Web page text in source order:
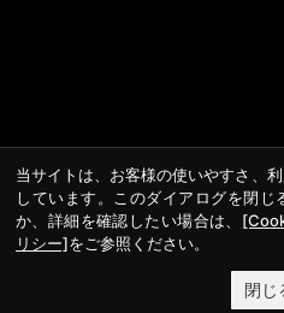
当サイトは、お客様の使いやすさ、
しています。このダイアログを閉
か、詳細を確認したい場合は、
リシー]をご参照ください。
閉じ